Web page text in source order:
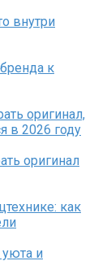
внутри
к
оригинал,
в 2026 году
оригинал
как
и